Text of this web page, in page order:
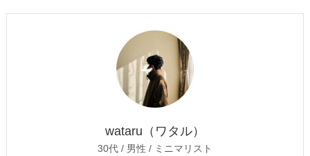
wataru（ワタル）
30代 / 男性 / ミニマリスト